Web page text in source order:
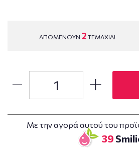
ΑΠΟΜΕΝΟΥΝ 2 ΤΕΜΑΧΙΑ!
Με την αγορά αυτού του
39